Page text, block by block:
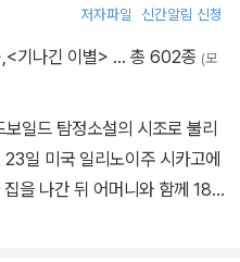
저자파일 신간알림 신청
<기나긴 이별> … 총 602종 (모
일드 탐정소설의 시조로 불리
일 미국 일리노이주 시카고에
을 나간 뒤 어머니와 함께 189